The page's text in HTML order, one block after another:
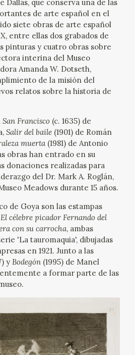
Dallas, que conserva una de las
de arte español en el
siete obras de arte español
entre ellas dos grabados de
pinturas y cuatro obras sobre
interina del Museo
Amanda W. Dotseth,
de la misión del
relatos sobre la historia de
San Francisco (c. 1635) de
Salir del baile (1901) de Román
muerta (1981) de Antonio
obras han entrado en su
donaciones realizadas para
del Dr. Mark A. Roglán,
Meadows durante 15 años.
de Goya son las estampas
El célebre picador Fernando del
con su carrocha, ambas
'La tauromaquia', dibujadas
en 1921. Junto a las
y Bodegón (1995) de Manel
a formar parte de las